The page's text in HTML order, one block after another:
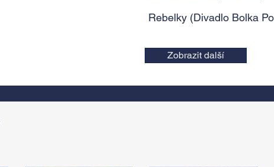
Rebelky (Divadlo Bolka
Zobrazit další